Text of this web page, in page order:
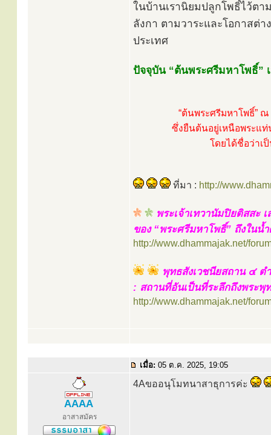
ในบ้านเรานิยมปลูกโพธิ์ไว้ตา
ลังกา ตามวาระและโอกาสต่
ประเทศ
ปัจจุบัน “ต้นพระศรีมหาโพธิ์”
“ต้นพระศรีมหาโพธิ์”
ซึ่งยืนต้นอยู่เหนือพระแ
โดยได้ชื่อว่าเ
ที่มา : http://
พระเจ้าเทวานัมปิยติสสะ
ของ “พระศรีมหาโพธิ์” ถึงในน้ำ
http://www.dhammajak.net/
พุทธสังเวชนียสถาน ๔ ต
: สถานที่อันเป็นที่ระลึกถึงพระพุ
http://www.dhammajak.net/
เมื่อ: 05 ต.ค. 2025, 19:05
AAAA
อาสาสมัคร
4Aขออนุโมทนาสาธุการค่ะ